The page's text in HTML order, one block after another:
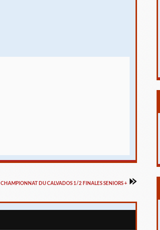
CHAMPIONNAT DU CALVADOS 1/2 FINALES SENIORS +